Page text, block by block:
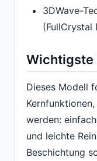
3DWave-
(FullCrystal
Wichtigste
Dieses Modell
werden:
und leichte
Beschichtung